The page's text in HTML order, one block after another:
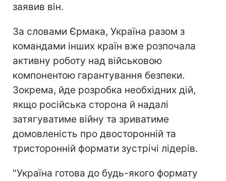
заявив він.
За словами Єрмака, Україна разом з
командами інших країн вже розпочала
активну роботу над військовою
компонентою гарантування безпеки.
Зокрема, йде розробка необхідних дій,
якщо російська сторона й надалі
затягуватиме війну та зриватиме
домовленість про двосторонній та
тристоронній формати зустрічі лідерів.
"Україна готова до будь-якого формату